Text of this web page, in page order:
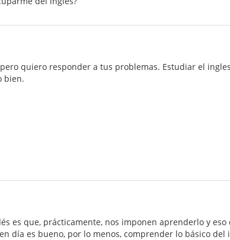
quiero responder a tus problemas. Estudiar el
bien.
es que, prácticamente, nos imponen aprenderlo y
día es bueno, por lo menos, comprender lo básico